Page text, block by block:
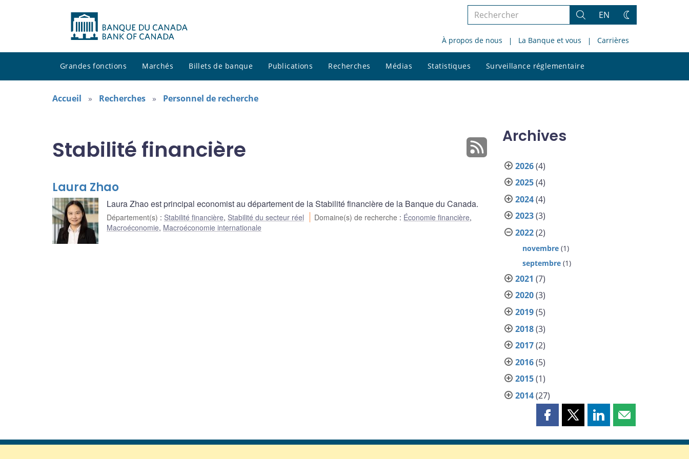
Rechercher
le
site
Rechercher
EN
Changez
thème
À propos de nous La Banque et vous Carrières
Grandes fonctions Marchés Billets de banque Publications Recherches Médias Statistiques Surveillance réglementaire
le
Accueil Recherches Personnel de recherche
Stabilité financière
Laura Zhao
Laura Zhao est principal economist au département de la Stabilité financière de la Banque du Canada.
Département(s) : Stabilité financière, Stabilité du secteur réel Domaine(s) de recherche : Économie financière,
Macroéconomie, Macroéconomie internationale
Archives
2026(4)
2025(4)
2024(4)
2023(3)
2022(2)
novembre (1)
septembre (1)
2021 (7)
2020(3)
2019(5)
2018(3)
2017(2)
2016(5)
2015(1)
2014(27)
Partager
page
Partager
page
Partager
page
Partager
page